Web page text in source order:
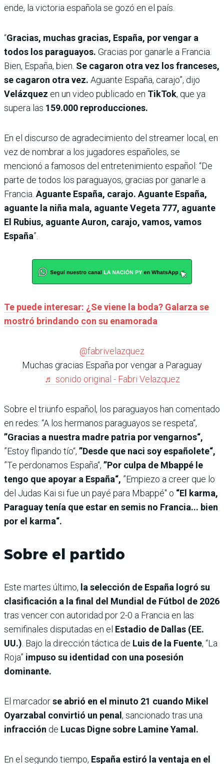
ende, la victoria española se gozó en el país.
“Gracias, muchas gracias, España, por vengar a
todos los paraguayos. Gracias por ganarle a Francia.
Bien, España, bien. Se cagaron otra vez los franceses,
se cagaron otra vez. Aguante España, carajo”, dijo
Velázquez en un video publicado en TikTok, que ya
supera las 159.000 reproducciones.
En el discurso de agradecimiento del streamer local, en
vez de nombrar a los jugadores españoles, se
mencionó a famosos del entretenimiento español: “De
parte de todos los paraguayos, gracias por ganarle a
Francia. Aguante España, carajo. Aguante España,
aguante la niña mala, aguante Vegeta 777, aguante
El Rubius, aguante Auron, carajo, vamos, vamos
España”.
Te puede interesar: ¿Se viene la boda? Galarza se
mostró brindando con su enamorada
@fabrivelazquez
Muchas gracias España por vengar a Paraguay
♬ sonido original - Fabri Velazquez
Sobre el triunfo español, los paraguayos han comentado
en redes: “A los hermanos paraguayos se respeta“,
”Gracias a nuestra madre patria por vengarnos“,
”Estoy flipando tío“, ”Desde que naci soy españolete“,
”Te perdonamos España“, ”Por culpa de Mbappé le
tengo que apoyar a España“, ”Empiezo a creer que lo
del Judas Kai si fue un payé para Mbappé" o “El karma,
Paraguay tenía que estar en semis no Francia... bien
por el karma“.
Sobre el partido
Este martes último, la selección de España logró su
clasificación a la final del Mundial de Fútbol de 2026
tras vencer con autoridad por 2-0 a Francia en las
semifinales disputadas en el Estadio de Dallas (EE.
UU.). Bajo la dirección táctica de Luis de la Fuente, “La
Roja” impuso su identidad con una posesión
dominante.
El marcadorse abrió en el minuto 21 cuando Mikel
Oyarzabal convirtió un penal , sancionado tras una
infracción de Lucas Digne sobre Lamine Yamal.
En el segundo tiempo, España estiró la ventaja en el